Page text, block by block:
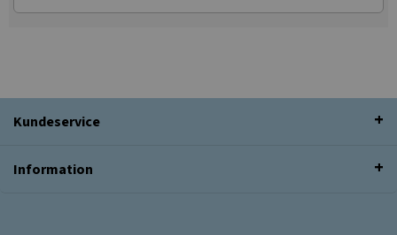
Kundeservice
Information